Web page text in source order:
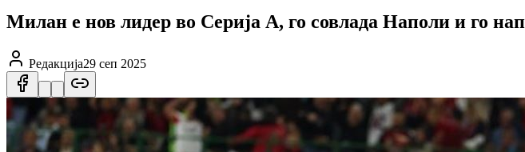
Милан е нов лидер во Серија А, го совлада Наполи и го
Редакција29 сеп 2025